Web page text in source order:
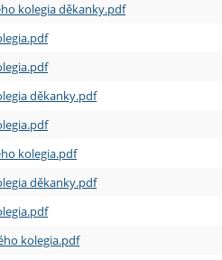
kolegia děkanky.pdf
děkanky.pdf
kolegia.pdf
děkanky.pdf
kolegia.pdf